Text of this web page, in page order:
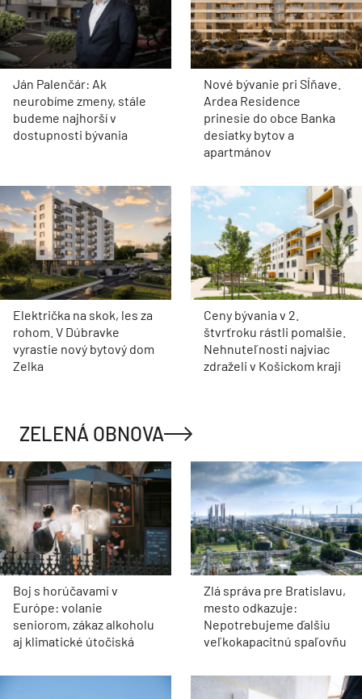
Ján Palenčár: Ak
neurobíme zmeny, stále
budeme najhorší v
dostupnosti bývania
Nové bývanie pri Sĺňave.
Ardea Residence
prinesie do obce Banka
desiatky bytov a
apartmánov
Električka na skok, les za
rohom. V Dúbravke
vyrastie nový bytový dom
Zelka
Ceny bývania v 2.
štvrťroku rástli pomalšie.
Nehnuteľnosti najviac
zdraželi v Košickom kraji
ZELENÁ OBNOVA
Boj s horúčavami v
Európe: volanie
seniorom, zákaz alkoholu
aj klimatické útočiská
Zlá správa pre Bratislavu,
mesto odkazuje:
Nepotrebujeme ďalšiu
veľkokapacitnú spaľovňu